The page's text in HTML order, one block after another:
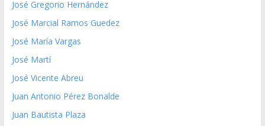
José Gregorio Hernández
José Marcial Ramos Guedez
José María Vargas
José Martí
José Vicente Abreu
Juan Antonio Pérez Bonalde
Juan Bautista Plaza